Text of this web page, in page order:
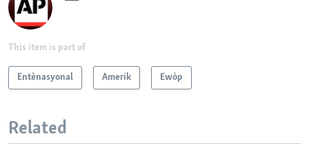
This item is part of
Entènasyonal Amerik Ewòp
Related